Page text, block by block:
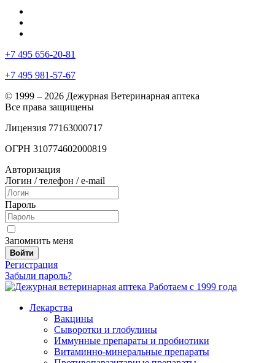
+7 495 656-20-81
+7 495 981-57-67
© 1999 – 2026 Дежурная Ветеринарная аптека
Все права защищены
Лицензия 77163000717
ОГРН 310774602000819
Авторизация
Логин / телефон / e-mail
Пароль
Запомнить меня
Войти
Регистрация
Забыли пароль?
Работаем с 1999 года
Лекарства
Вакцины
Сыворотки и глобулины
Иммунные препараты и пробиотики
Витаминно-минеральные препараты